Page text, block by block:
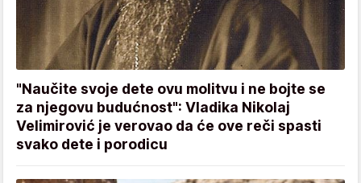
"Naučite svoje dete ovu molitvu i ne bojte se
za njegovu budućnost": Vladika Nikolaj
Velimirović je verovao da će ove reči spasti
svako dete i porodicu